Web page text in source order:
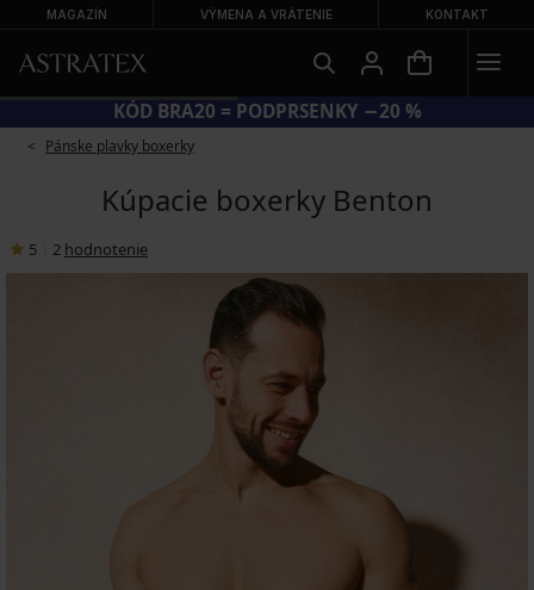
MAGAZÍN VÝMENA A VRÁTENIE KONTAKT
KÓD BRA20 = PODPRSENKY −20 %
Pánske plavky boxerky
Kúpacie boxerky Benton
5 2 hodnotenie